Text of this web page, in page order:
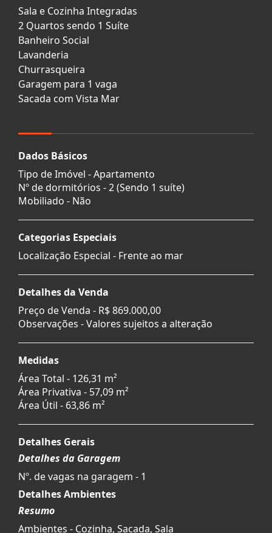
Sala e Cozinha Integradas
2 Quartos sendo 1 Suíte
Banheiro Social
Lavanderia
Churrasqueira
Garagem para 1 vaga
Sacada com Vista Mar
Dados Básicos
Tipo de Imóvel - Apartamento
Nº de dormitórios - 2 (Sendo 1 suíte)
Mobiliado - Não
Categorias Especiais
Localização Especial - Frente ao mar
Detalhes da Venda
Preço de Venda - R$ 869.000,00
Observações - Valores sujeitos a alteração
Medidas
Área Total - 126,31 m²
Área Privativa - 57,09 m²
Área Útil - 63,86 m²
Detalhes Gerais
Detalhes da Garagem
Nº. de vagas na garagem - 1
Detalhes Ambientes
Resumo
Ambientes - Cozinha, Sacada, Sala